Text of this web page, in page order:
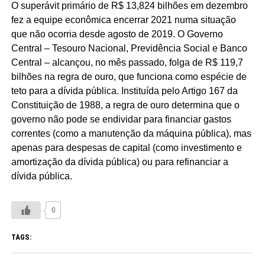
O superávit primário de R$ 13,824 bilhões em dezembro
fez a equipe econômica encerrar 2021 numa situação
que não ocorria desde agosto de 2019. O Governo
Central – Tesouro Nacional, Previdência Social e Banco
Central – alcançou, no mês passado, folga de R$ 119,7
bilhões na regra de ouro, que funciona como espécie de
teto para a dívida pública. Instituída pelo Artigo 167 da
Constituição de 1988, a regra de ouro determina que o
governo não pode se endividar para financiar gastos
correntes (como a manutenção da máquina pública), mas
apenas para despesas de capital (como investimento e
amortização da dívida pública) ou para refinanciar a
dívida pública.
0
TAGS: